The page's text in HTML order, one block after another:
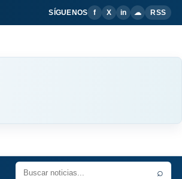
SÍGUENOS f X in ☁ RSS
⌕